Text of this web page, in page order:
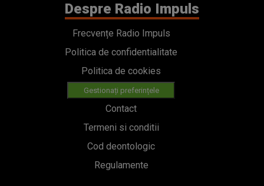
Despre Radio Impuls
Frecvențe Radio Impuls
Politica de confidentialitate
Politica de cookies
Gestionați preferințele
Contact
Termeni si conditii
Cod deontologic
Regulamente